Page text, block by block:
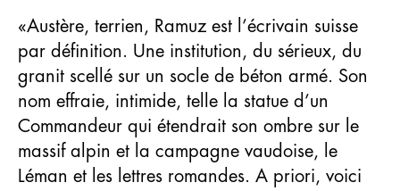
«Austère, terrien, Ramuz est l’écrivain suisse
par définition. Une institution, du sérieux, du
granit scellé sur un socle de béton armé. Son
nom effraie, intimide, telle la statue d’un
Commandeur qui étendrait son ombre sur le
massif alpin et la campagne vaudoise, le
Léman et les lettres romandes. A priori, voici